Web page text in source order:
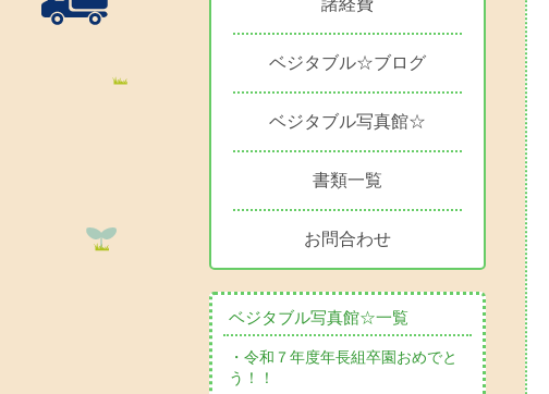
諸経費
ベジタブル☆ブログ
ベジタブル写真館☆
書類一覧
お問合わせ
ベジタブル写真館☆一覧
・令和７年度年長組卒園おめでと
う！！